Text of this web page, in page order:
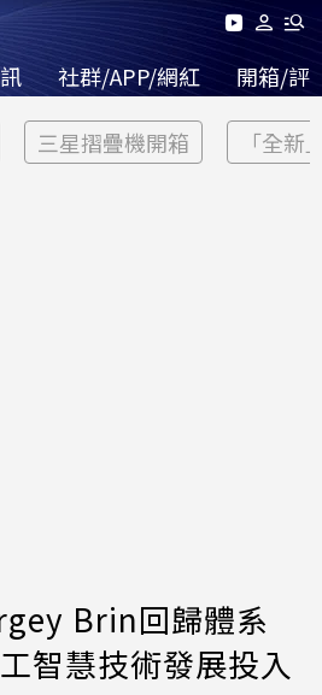
社群/APP/網紅 開箱/評
三星摺疊機開箱 「全新
Brin回歸體系
智慧技術發展投入